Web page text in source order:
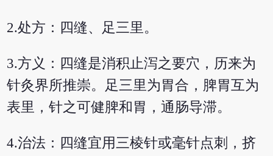
2.处方：四缝、足三里。
3.方义：四缝是消积止泻之要穴，历来为
针灸界所推崇。足三里为胃合，脾胃互为
表里，针之可健脾和胃，通肠导滞。
4.治法：四缝宜用三棱针或毫针点刺，挤